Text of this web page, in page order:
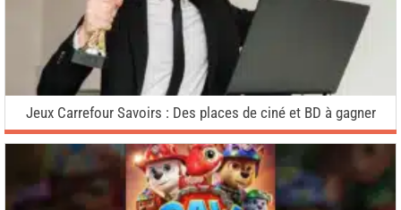
Jeux Carrefour Savoirs : Des places de ciné et BD à gagner